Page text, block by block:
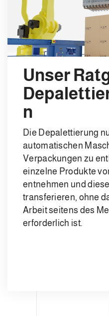
Unser
n
Die Depalettierung
automatischen
Verpackungen zu
einzelne Produkte
entnehmen und
transferieren, ohne
Arbeit seitens des
erforderlich ist.